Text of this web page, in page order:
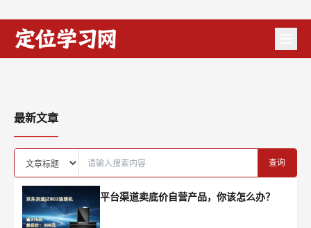
跟俞浩商榷：定位理论到底有没有用
问题永远不在工具上，而在使用工具的人手上。
辛敏琦：生意越来越难做，
陈奇峰：定位理论，失效了
我来给李亚鹏的“拎壶冲”酒
最新文章
查询
平台渠道卖底价自营产品，你该怎么办？